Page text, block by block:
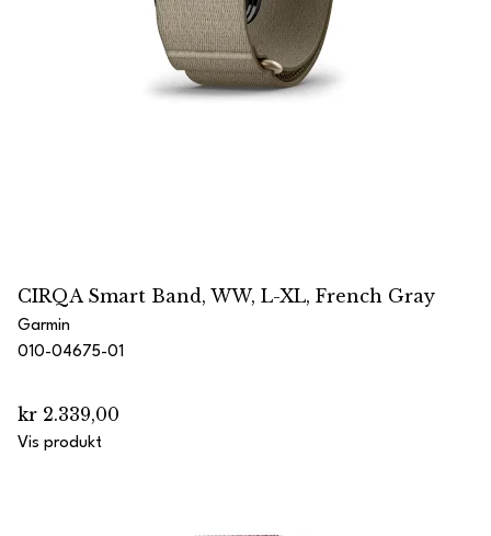
CIRQA Smart Band, WW, L-XL, French Gray
Garmin
010-04675-01
kr 2.339,00
Vis produkt